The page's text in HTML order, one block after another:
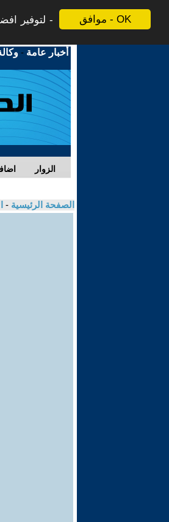
موافق - OK
لتوفير
أخبار عامة -
الزوار
الصفحة الرئيسية -